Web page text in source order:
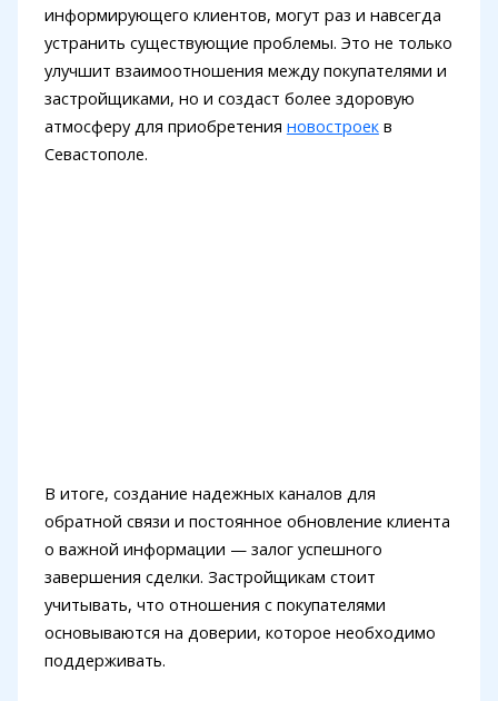
информирующего клиентов, могут раз и навсегда
устранить существующие проблемы. Это не только
улучшит взаимоотношения между покупателями и
застройщиками, но и создаст более здоровую
атмосферу для приобретения новостроекв
Севастополе.
В итоге, создание надежных каналов для
обратной связи и постоянное обновление клиента
о важной информации — залог успешного
завершения сделки. Застройщикам стоит
учитывать, что отношения с покупателями
основываются на доверии, которое необходимо
поддерживать.